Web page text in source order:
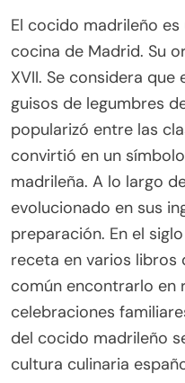
El cocido madrileño
cocina de Madrid. Su
XVII. Se considera
guisos de legumbres
popularizó entre las
convirtió en un
madrileña. A lo largo
evolucionado en sus
preparación. En el
receta en varios libros
común encontrarlo en
celebraciones
del cocido madrileño
cultura culinaria